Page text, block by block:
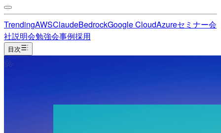
TrendingAWSClaudeBedrockGoogle CloudAzureセミナー会
社説明会勉強会事例採用
目次